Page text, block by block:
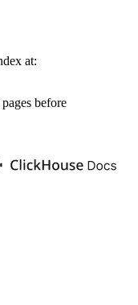
at:
before